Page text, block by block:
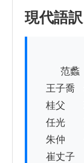
現代語訳
王子喬　
桂父　
任光　　
朱仲　
崔丈子